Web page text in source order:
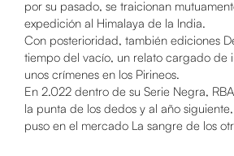
por su pasado, se traicionan
expedición al Himalaya de la India.
Con posterioridad, también ediciones
tiempo del vacío, un relato cargado de
unos crímenes en los Pirineos.
En 2.022 dentro de su Serie Negra,
la punta de los dedos y al año
puso en el mercado La sangre de los